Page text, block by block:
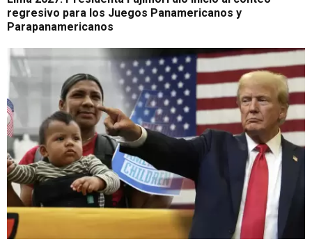
regresivo para los Juegos Panamericanos y
Parapanamericanos